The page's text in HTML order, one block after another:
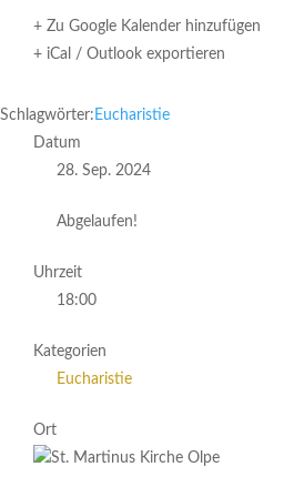
+ Zu Google Kalender hinzufügen
+ iCal / Outlook exportieren
Schlagwörter: Eucharistie
Datum
28. Sep. 2024
Abgelaufen!
Uhrzeit
18:00
Kategorien
Eucharistie
Ort